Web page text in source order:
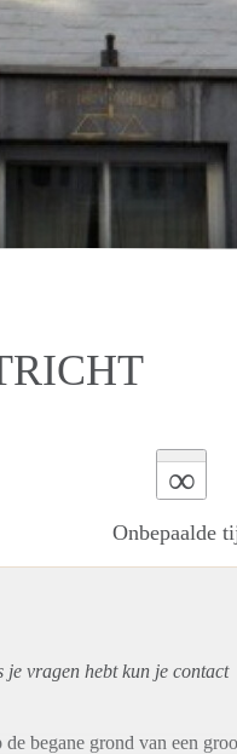
∞
Onbepaalde
vragen hebt kun je contact
begane grond van een